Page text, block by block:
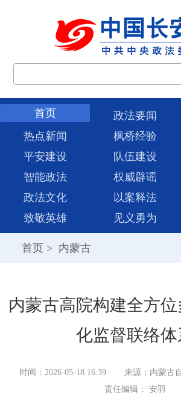
首页 政法要闻
热点新闻
枫桥经验
平安建设
队伍建设
智能政法
权威辟谣
政法文化
以案释法
致敬英雄
见义勇为
首页 > 内蒙古
内蒙古高院构建全方
化监督联络体
时间：2026-05-18 16:39
来源：内蒙古
责任编辑： 安羽